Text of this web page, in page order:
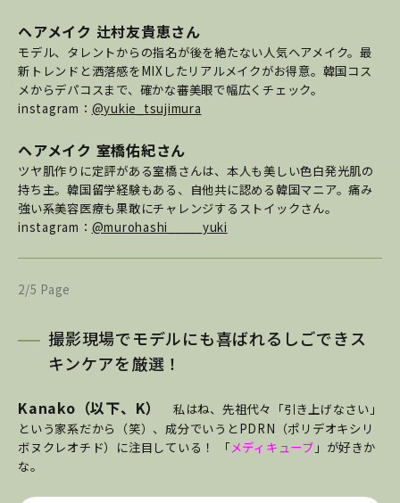
ヘアメイク 辻村友貴恵さん
モデル、タレントからの指名が後を絶たない人気ヘアメイク。最
新トレンドと洒落感をMIXしたリアルメイクがお得意。韓国コス
メからデパコスまで、確かな審美眼で幅広くチェック。
instagram： @yukie_tsujimura
ヘアメイク 室橋佑紀さん
ツヤ肌作りに定評がある室橋さんは、本人も美しい色白発光肌の
持ち主。韓国留学経験もある、自他共に認める韓国マニア。痛み
強い系美容医療も果敢にチャレンジするストイックさん。
instagram： @murohashi_____yuki
2/5 Page
撮影現場でモデルにも喜ばれるしごできス
キンケアを厳選！
Kanako（以下、K）
私はね、先祖代々「引き上げなさい」
という家系だから（笑）、成分でいうとPDRN（ポリデオキシリ
ボヌクレオチド）に注目している！ 「メディキューブ 」が好きか
な。